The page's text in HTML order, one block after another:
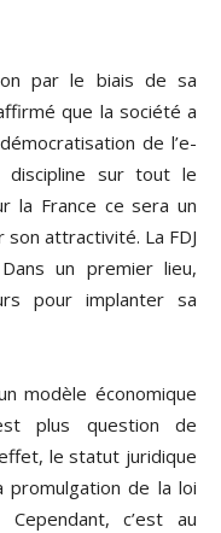
par le biais de sa
que la société a
de l’e-
sur tout le
la France ce sera un
attractivité. La FDJ
un premier lieu,
pour implanter sa
modèle économique
plus question de
le statut juridique
de la loi
c’est au